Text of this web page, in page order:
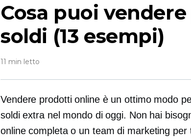
Cosa puoi
soldi (13 esempi)
11 min letto
Vendere prodotti online è un ottimo modo
soldi extra nel mondo di oggi. Non hai
online completa o un team di marketing